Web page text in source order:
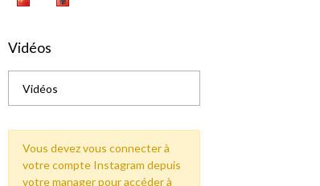
Vidéos
Vidéos
Vous devez vous connecter à
votre compte Instagram depuis
votre manager pour accéder à